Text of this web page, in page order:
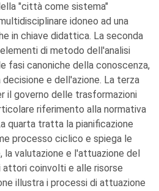
"città come sistema"
idoneo ad una
in chiave didattica. La seconda
di metodo dell'analisi
fasi canoniche della conoscenza,
e dell'azione. La terza
il governo delle trasformazioni
riferimento alla normativa
quarta tratta la pianificazione
processo ciclico e spiega le
la valutazione e l'attuazione del
coinvolti e alle risorse
illustra i processi di attuazione